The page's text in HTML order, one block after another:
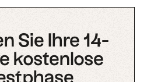
Sie Ihre 14-
kostenlose